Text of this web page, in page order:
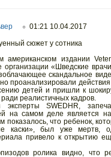
○ 01:21 10.04.2017
сюжет у сотника
американском издании
организации «Шведские
скандальное
проанализировали
детей и пришли к
реалистичных кадров.
эксперты SWEDHR,
на самом деле является
показалось, что ребенок,
каски», был уже мертв,
привело к открытию
ролика видно, что